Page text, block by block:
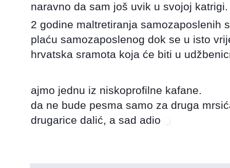
naravno da sam još uvik u svojoj katrigi.
2 godine maltretiranja samozaposlenih
plaću samozaposlenog dok se u isto
hrvatska sramota koja će biti u
ajmo jednu iz niskoprofilne kafane.
da ne bude pesma samo za druga
drugarice dalić, a sad adio